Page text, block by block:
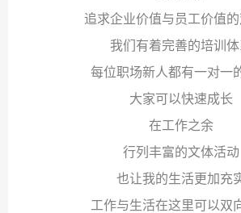
追求企业价值与员工价值
我们有着完善的培训体
每位职场新人都有一对一
大家可以快速成长
在工作之余
行列丰富的文体活动
也让我的生活更加充
工作与生活在这里可以双